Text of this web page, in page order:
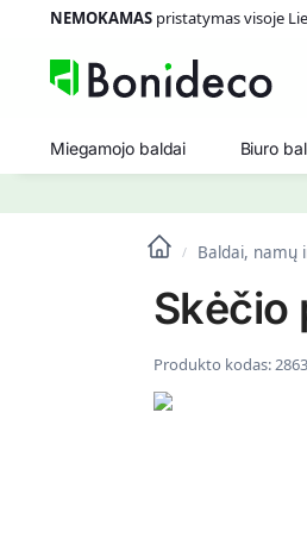
NEMOKAMASpristatymas visoje
Miegamojo baldai Biuro
/ Baldai, namų
Skėčio
Produkto kodas: